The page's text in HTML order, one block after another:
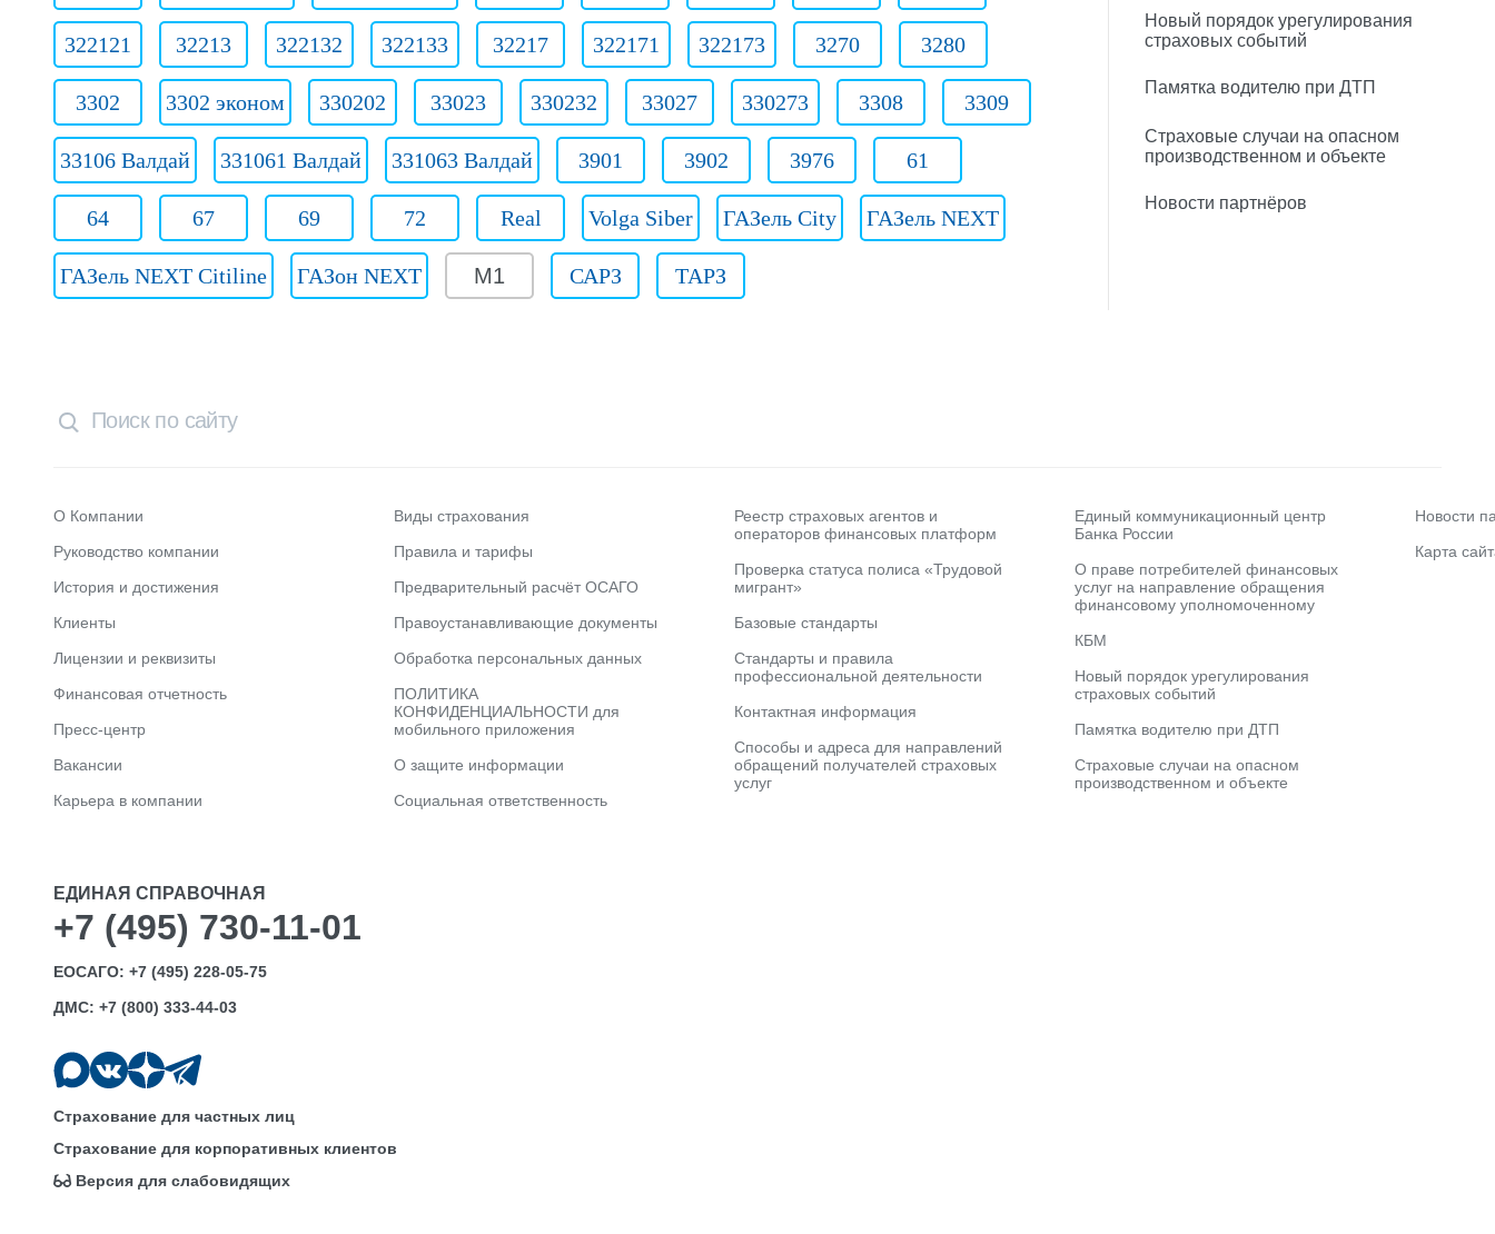
322121 32213 322132 322133 32217 322171 322173 3270 3280
3302 3302 эконом 330202 33023 330232 33027 330273 3308 3309
33106 Валдай 331061 Валдай 331063 Валдай 3901 3902 3976 61
64 67 69 72 Real Volga Siber ГАЗель City ГАЗель NEXT
ГАЗель NEXT Citiline ГАЗон NEXT М1 САРЗ ТАРЗ
Новый порядок урегулирования
страховых событий
Памятка водителю при ДТП
Страховые случаи на опасном
производственном и объекте
Новости партнёров
О Компании
Руководство компании
История и достижения
Клиенты
Лицензии и реквизиты
Финансовая отчетность
Пресс-центр
Вакансии
Карьера в компании
Виды страхования
Правила и тарифы
Предварительный расчёт ОСАГО
Правоустанавливающие документы
Обработка персональных данных
ПОЛИТИКА
КОНФИДЕНЦИАЛЬНОСТИ для
мобильного приложения
О защите информации
Социальная ответственность
Реестр страховых агентов и
операторов финансовых платформ
Проверка статуса полиса «Трудовой
мигрант»
Базовые стандарты
Стандарты и правила
профессиональной деятельности
Контактная информация
Способы и адреса для направлений
обращений получателей страховых
услуг
Единый коммуникационный центр
Банка России
О праве потребителей финансовых
услуг на направление обращения
финансовому уполномоченному
КБМ
Новый порядок урегулирования
страховых событий
Памятка водителю при ДТП
Страховые случаи на опасном
производственном и объекте
Новости
Карта
ЕДИНАЯ СПРАВОЧНАЯ
+7 (495) 730-11-01
ЕОСАГО: +7 (495) 228-05-75
ДМС: +7 (800) 333-44-03
Страхование для частных лиц
Страхование для корпоративных клиентов
Версия для слабовидящих